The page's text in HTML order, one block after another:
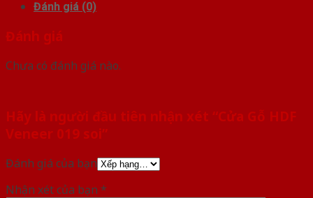
Đánh giá (0)
Đánh giá
Chưa có đánh giá nào.
Hãy là người đầu tiên nhận xét “Cửa Gỗ HDF
Veneer 019 soi”
Đánh giá của bạn
Nhận xét của bạn *